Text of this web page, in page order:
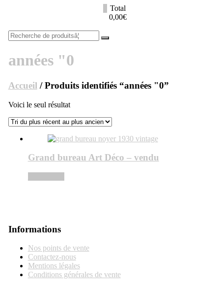
Total
0,00€
Recherche
pourÂ :
années "0
Accueil / Produits identifiés “années "0”
Voici le seul résultat
Grand bureau Art Déco – vendu
Informations
Nos points de vente
Contactez-nous
Mentions légales
Conditions générales de vente